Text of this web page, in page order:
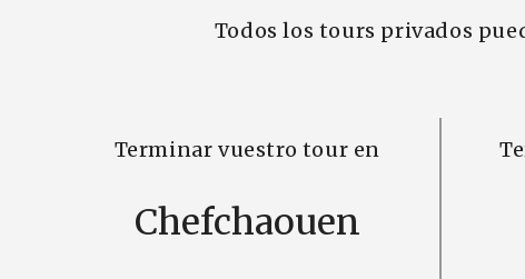
Todos los tours privados
Terminar vuestro tour en
Chefchaouen